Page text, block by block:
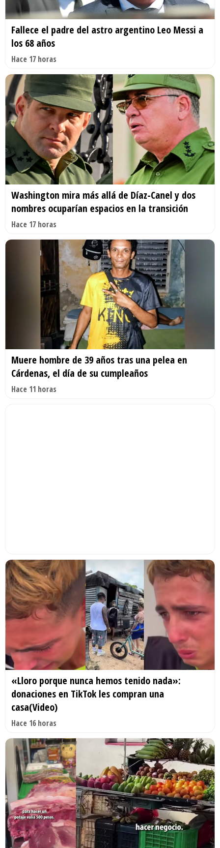
Fallece el padre del astro argentino Leo Messi a
los 68 años
Hace 17 horas
Washington mira más allá de Díaz-Canel y dos
nombres ocuparían espacios en la transición
Hace 17 horas
Muere hombre de 39 años tras una pelea en
Cárdenas, el día de su cumpleaños
Hace 11 horas
«Lloro porque nunca hemos tenido nada»:
donaciones en TikTok les compran una
casa(Video)
Hace 16 horas